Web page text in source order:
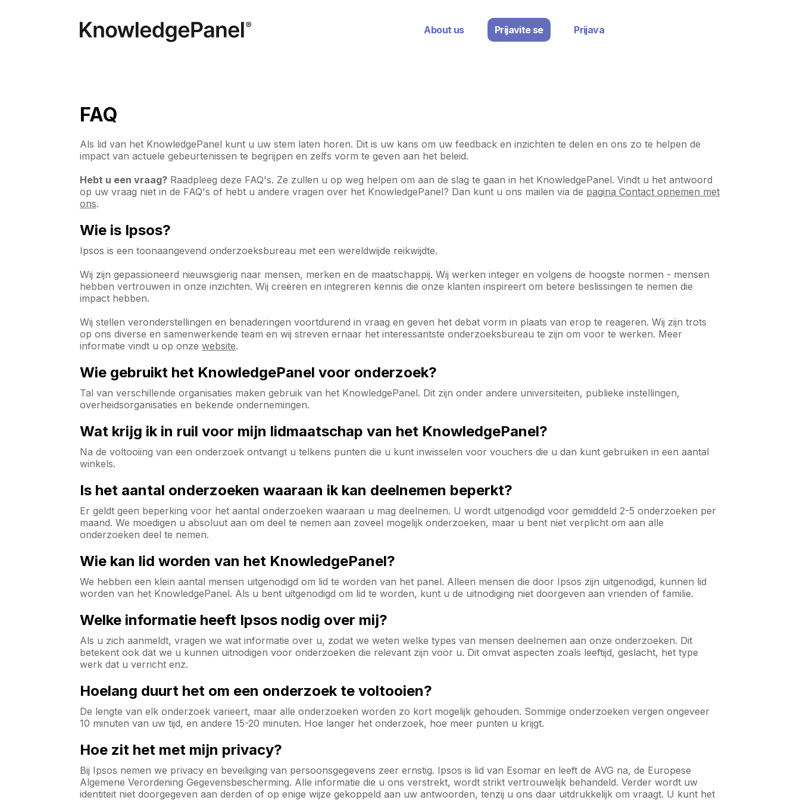
M
i
g
a
t
n
About us Prijavite se Prijava
FAQ
Als lid van het KnowledgePanel kunt u uw stem laten horen. Dit is uw kans om uw feedback en inzichten te delen en ons zo te helpen de
impact van actuele gebeurtenissen te begrijpen en zelfs vorm te geven aan het beleid.
Hebt u een vraag? Raadpleeg deze FAQ's. Ze zullen u op weg helpen om aan de slag te gaan in het KnowledgePanel. Vindt u het antwoord
op uw vraag niet in de FAQ's of hebt u andere vragen over het KnowledgePanel? Dan kunt u ons mailen via de pagina Contact opnemen met
ons.
Wie is Ipsos?
Ipsos is een toonaangevend onderzoeksbureau met een wereldwijde reikwijdte.
Wij zijn gepassioneerd nieuwsgierig naar mensen, merken en de maatschappij. Wij werken integer en volgens de hoogste normen - mensen
hebben vertrouwen in onze inzichten. Wij creëren en integreren kennis die onze klanten inspireert om betere beslissingen te nemen die
impact hebben.
Wij stellen veronderstellingen en benaderingen voortdurend in vraag en geven het debat vorm in plaats van erop te reageren. Wij zijn trots
op ons diverse en samenwerkende team en wij streven ernaar het interessantste onderzoeksbureau te zijn om voor te werken. Meer
informatie vindt u op onze website.
Wie gebruikt het KnowledgePanel voor onderzoek?
Tal van verschillende organisaties maken gebruik van het KnowledgePanel. Dit zijn onder andere universiteiten, publieke instellingen,
overheidsorganisaties en bekende ondernemingen.
Wat krijg ik in ruil voor mijn lidmaatschap van het KnowledgePanel?
Na de voltooiing van een onderzoek ontvangt u telkens punten die u kunt inwisselen voor vouchers die u dan kunt gebruiken in een aantal
winkels.
Is het aantal onderzoeken waaraan ik kan deelnemen beperkt?
Er geldt geen beperking voor het aantal onderzoeken waaraan u mag deelnemen. U wordt uitgenodigd voor gemiddeld 2-5 onderzoeken per
maand. We moedigen u absoluut aan om deel te nemen aan zoveel mogelijk onderzoeken, maar u bent niet verplicht om aan alle
onderzoeken deel te nemen.
Wie kan lid worden van het KnowledgePanel?
We hebben een klein aantal mensen uitgenodigd om lid te worden van het panel. Alleen mensen die door Ipsos zijn uitgenodigd, kunnen lid
worden van het KnowledgePanel. Als u bent uitgenodigd om lid te worden, kunt u de uitnodiging niet doorgeven aan vrienden of familie.
Welke informatie heeft Ipsos nodig over mij?
Als u zich aanmeldt, vragen we wat informatie over u, zodat we weten welke types van mensen deelnemen aan onze onderzoeken. Dit
betekent ook dat we u kunnen uitnodigen voor onderzoeken die relevant zijn voor u. Dit omvat aspecten zoals leeftijd, geslacht, het type
werk dat u verricht enz.
Hoelang duurt het om een onderzoek te voltooien?
De lengte van elk onderzoek varieert, maar alle onderzoeken worden zo kort mogelijk gehouden. Sommige onderzoeken vergen ongeveer
10 minuten van uw tijd, en andere 15-20 minuten. Hoe langer het onderzoek, hoe meer punten u krijgt.
Hoe zit het met mijn privacy?
Bij Ipsos nemen we privacy en beveiliging van persoonsgegevens zeer ernstig. Ipsos is lid van Esomar en leeft de AVG na, de Europese
Algemene Verordening Gegevensbescherming. Alle informatie die u ons verstrekt, wordt strikt vertrouwelijk behandeld. Verder wordt uw
identiteit niet doorgegeven aan derden of op enige wijze gekoppeld aan uw antwoorden, tenzij u ons daar uitdrukkelijk om vraagt. U kunt het